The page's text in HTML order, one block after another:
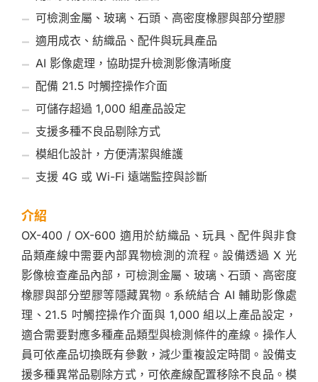
可檢測金屬、玻璃、石頭、高密度橡膠與部分塑膠
適用成衣、紡織品、配件與玩具產品
AI 影像處理，協助提升檢測影像清晰度
配備 21.5 吋觸控操作介面
可儲存超過 1,000 組產品設定
支援多種不良品剔除方式
模組化設計，方便清潔與維護
支援 4G 或 Wi-Fi 遠端監控與診斷
介紹
OX-400 / OX-600 適用於紡織品、玩具、配件與非食
品類產線中需要內部異物檢測的流程。設備透過 X 光
影像檢查產品內部，可檢測金屬、玻璃、石頭、高密度
橡膠與部分塑膠等隱藏異物。系統結合 AI 輔助影像處
理、21.5 吋觸控操作介面與 1,000 組以上產品設定，
適合需要對應多種產品類型與檢測條件的產線。操作人
員可依產品切換既有參數，減少重複設定時間。設備支
援多種異常品剔除方式，可依產線配置移除不良品。模